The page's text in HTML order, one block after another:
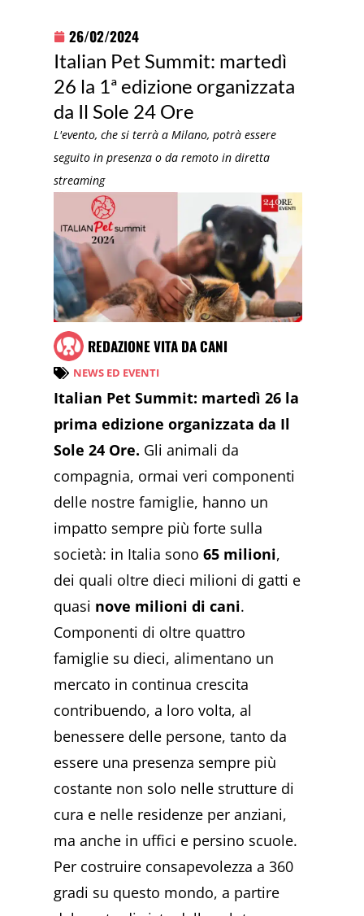
26/02/2024
Italian Pet Summit: martedì
26 la 1ª edizione organizzata
da Il Sole 24 Ore
L'evento, che si terrà a Milano, potrà essere
seguito in presenza o da remoto in diretta
streaming
REDAZIONE VITA DA CANI
NEWS ED EVENTI
Italian Pet Summit: martedì 26 la
prima edizione organizzata da Il
Sole 24 Ore. Gli animali da
compagnia, ormai veri componenti
delle nostre famiglie, hanno un
impatto sempre più forte sulla
società: in Italia sono65 milioni,
dei quali oltre dieci milioni di gatti e
quasi nove milioni di cani.
Componenti di oltre quattro
famiglie su dieci, alimentano un
mercato in continua crescita
contribuendo, a loro volta, al
benessere delle persone, tanto da
essere una presenza sempre più
costante non solo nelle strutture di
cura e nelle residenze per anziani,
ma anche in uffici e persino scuole.
Per costruire consapevolezza a 360
gradi su questo mondo, a partire